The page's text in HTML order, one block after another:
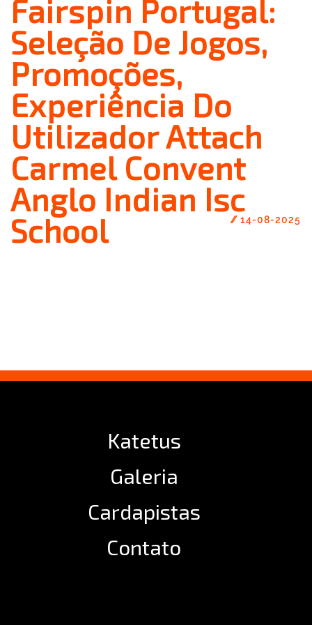
Fairspin Portugal:
Seleção De Jogos,
Promoções,
Experiência Do
Utilizador Attach
Carmel Convent
Anglo Indian Isc
School
// 14-08-2025
Katetus
Galeria
Cardapistas
Contato